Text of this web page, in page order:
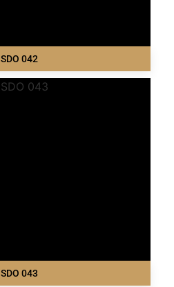
SDO 042
SDO 043